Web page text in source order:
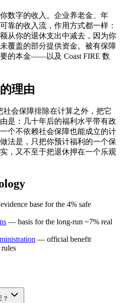
数字的收入。企业养老金、年
靠的收入流，作用方式都一样：
从你的退休支出中减去，因为你
覆盖的部分提供资金。被有保障
的本金——以及 Coast FIRE 数
理由
会保障排除在计算之外，把它
是：几十年后的福利水平带有政
个不依赖社会保障也能成立的计
法是，只把你预计福利的一个保
，又不至于把退休押在一个乐观
evidence base for the 4% safe
— basis for the long-run ~7% real
— official benefit
rules